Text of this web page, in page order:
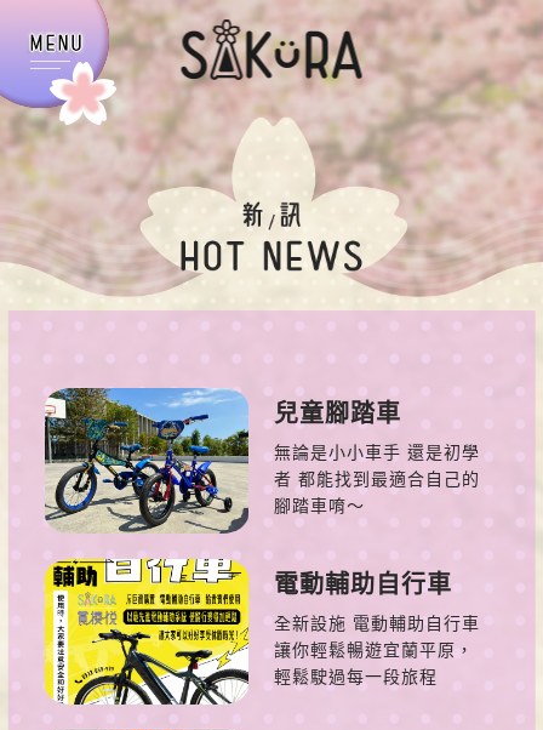
兒童腳踏車
無論是小小車手 還是初學
者 都能找到最適合自己的
腳踏車唷～
電動輔助自行車
全新設施 電動輔助自行車
讓你輕鬆暢遊宜蘭平原，
輕鬆駛過每一段旅程